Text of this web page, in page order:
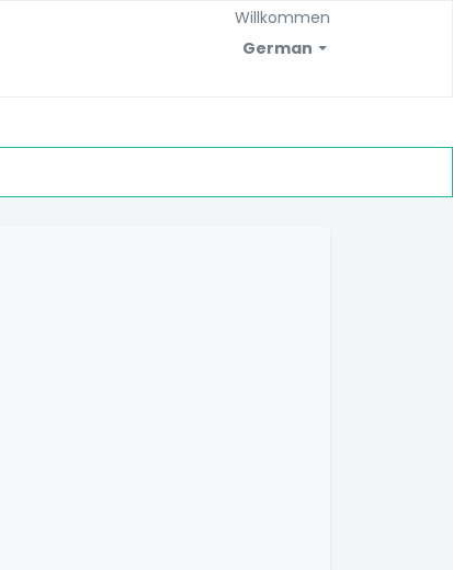
German
Willkommen